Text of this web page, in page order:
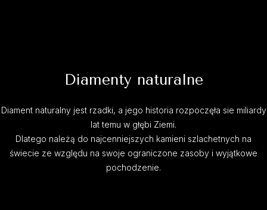
Diamenty naturalne
Diament naturalny jest rzadki, a jego historia rozpoczęła sie miliardy
lat temu w głębi Ziemi.
Dlatego należą do najcenniejszych kamieni szlachetnych na
świecie ze względu na swoje ograniczone zasoby i wyjątkowe
pochodzenie.